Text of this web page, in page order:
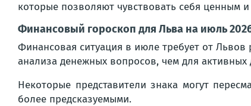
которые позволяют чувствовать себя ценным
Финансовый гороскоп для Льва на июль
Финансовая ситуация в июле требует от
анализа денежных вопросов, чем для активных
Некоторые представители знака могут
более предсказуемыми.